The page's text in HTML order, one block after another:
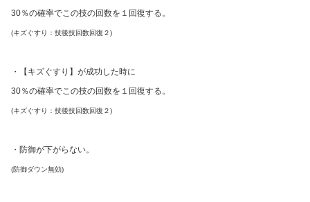
30％の確率でこの技の回数を１回復する。
(キズぐすり：技後技回数回復２)
・【キズぐすり】が成功した時に
30％の確率でこの技の回数を１回復する。
(キズぐすり：技後技回数回復２)
・防御が下がらない。
(防御ダウン無効)